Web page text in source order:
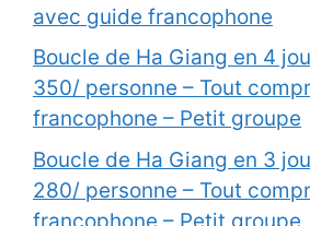
avec guide francophone
Boucle de Ha Giang en 4
350/ personne – Tout
francophone – Petit groupe
Boucle de Ha Giang en 3
280/ personne – Tout
francophone – Petit groupe